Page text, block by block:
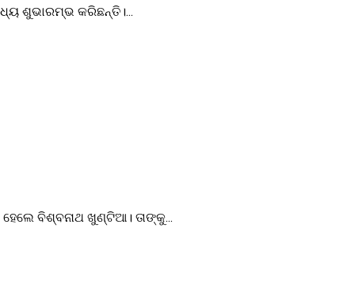
ଶୁଭାରମ୍ଭ କରିଛନ୍ତି।...
ବିଶ୍ବନାଥ ଖୁଣ୍ଟିଆ। ତାଙ୍କୁ...